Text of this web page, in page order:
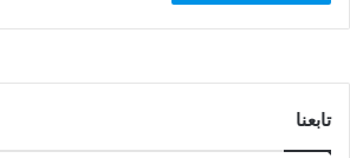
تابعنا